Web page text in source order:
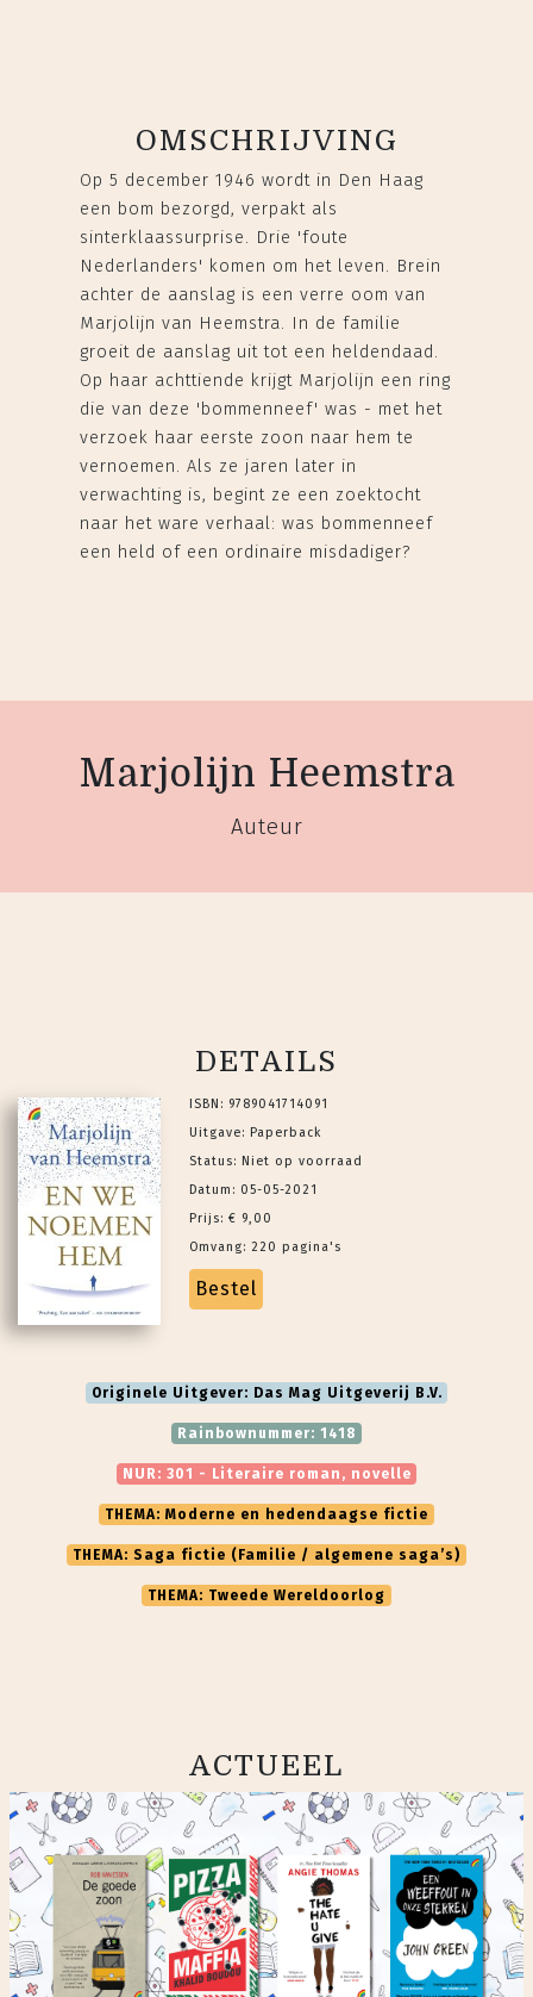
OMSCHRIJVING
Op 5 december 1946 wordt in Den Haag
een bom bezorgd, verpakt als
sinterklaassurprise. Drie 'foute
Nederlanders' komen om het leven. Brein
achter de aanslag is een verre oom van
Marjolijn van Heemstra. In de familie
groeit de aanslag uit tot een heldendaad.
Op haar achttiende krijgt Marjolijn een ring
die van deze 'bommenneef' was - met het
verzoek haar eerste zoon naar hem te
vernoemen. Als ze jaren later in
verwachting is, begint ze een zoektocht
naar het ware verhaal: was bommenneef
een held of een ordinaire misdadiger?
Marjolijn Heemstra
Auteur
DETAILS
ISBN: 9789041714091
Uitgave: Paperback
Status: Niet op voorraad
Datum: 05-05-2021
Prijs: € 9,00
Omvang: 220 pagina's
Bestel
Originele Uitgever: Das Mag Uitgeverij B.V.
Rainbownummer: 1418
NUR: 301 - Literaire roman, novelle
THEMA: Moderne en hedendaagse fictie
THEMA: Saga fictie (Familie / algemene saga’s)
THEMA: Tweede Wereldoorlog
ACTUEEL